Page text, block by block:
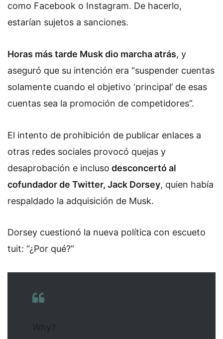
como Facebook o Instagram. De hacerlo,
estarían sujetos a sanciones.
Horas más tarde Musk dio marcha atrás, y
aseguró que su intención era “suspender cuentas
solamente cuando el objetivo ‘principal’ de esas
cuentas sea la promoción de competidores”.
El intento de prohibición de publicar enlaces a
otras redes sociales provocó quejas y
desaprobación e incluso desconcertó al
cofundador de Twitter, Jack Dorsey, quien había
respaldado la adquisición de Musk.
Dorsey cuestionó la nueva política con escueto
tuit: “¿Por qué?”
Why?